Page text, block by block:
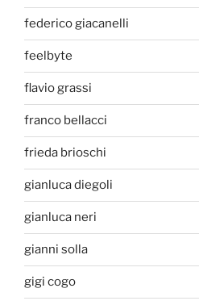
federico giacanelli
feelbyte
flavio grassi
franco bellacci
frieda brioschi
gianluca diegoli
gianluca neri
gianni solla
gigi cogo